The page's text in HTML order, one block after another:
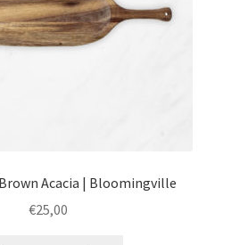
Acacia | Bloomingville
€25,00